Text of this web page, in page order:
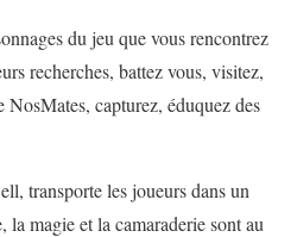
du jeu que vous rencontrez
recherches, battez vous, visitez,
NosMates, capturez, éduquez des
transporte les joueurs dans un
la magie et la camaraderie sont au